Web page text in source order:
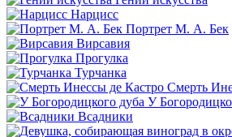
Нарцисс
Портрет М. А. Бек
Вирсавия
Прогулка
Турчанка
Смерть
У
Всадники